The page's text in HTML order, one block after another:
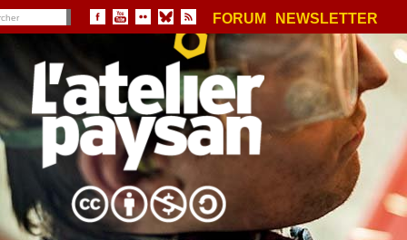
FORUM NEWSLETTER